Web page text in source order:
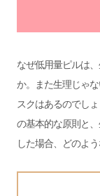
なぜ低用量ピルは
か。また生理じゃ
スクはあるのでし
の基本的な原則と
した場合、どのよ